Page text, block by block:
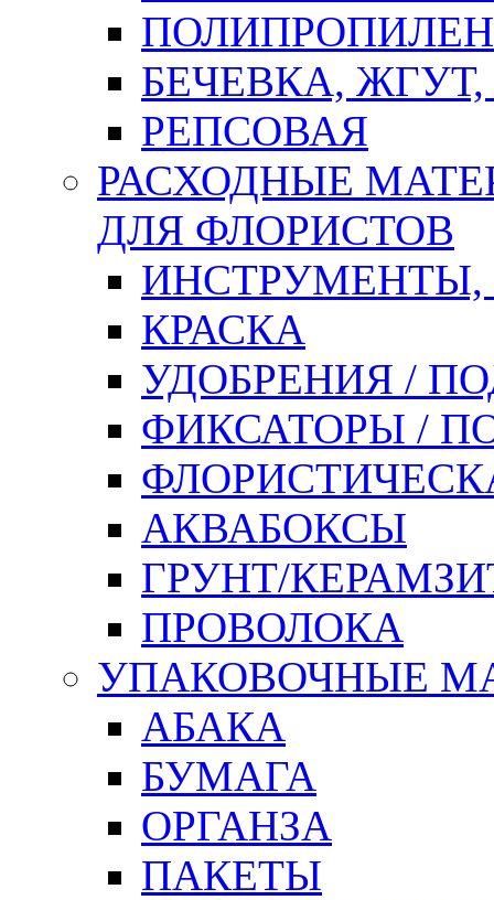
БЕЧЕВКА,
РЕПСОВАЯ
РАСХОДНЫЕ
ДЛЯ ФЛОРИСТОВ
ИНСТРУМЕНТЫ,
КРАСКА
УДОБРЕНИЯ /
ФИКСАТОРЫ /
АКВАБОКСЫ
ГРУНТ/
ПРОВОЛОКА
УПАКОВОЧНЫЕ
АБАКА
БУМАГА
ОРГАНЗА
ПАКЕТЫ